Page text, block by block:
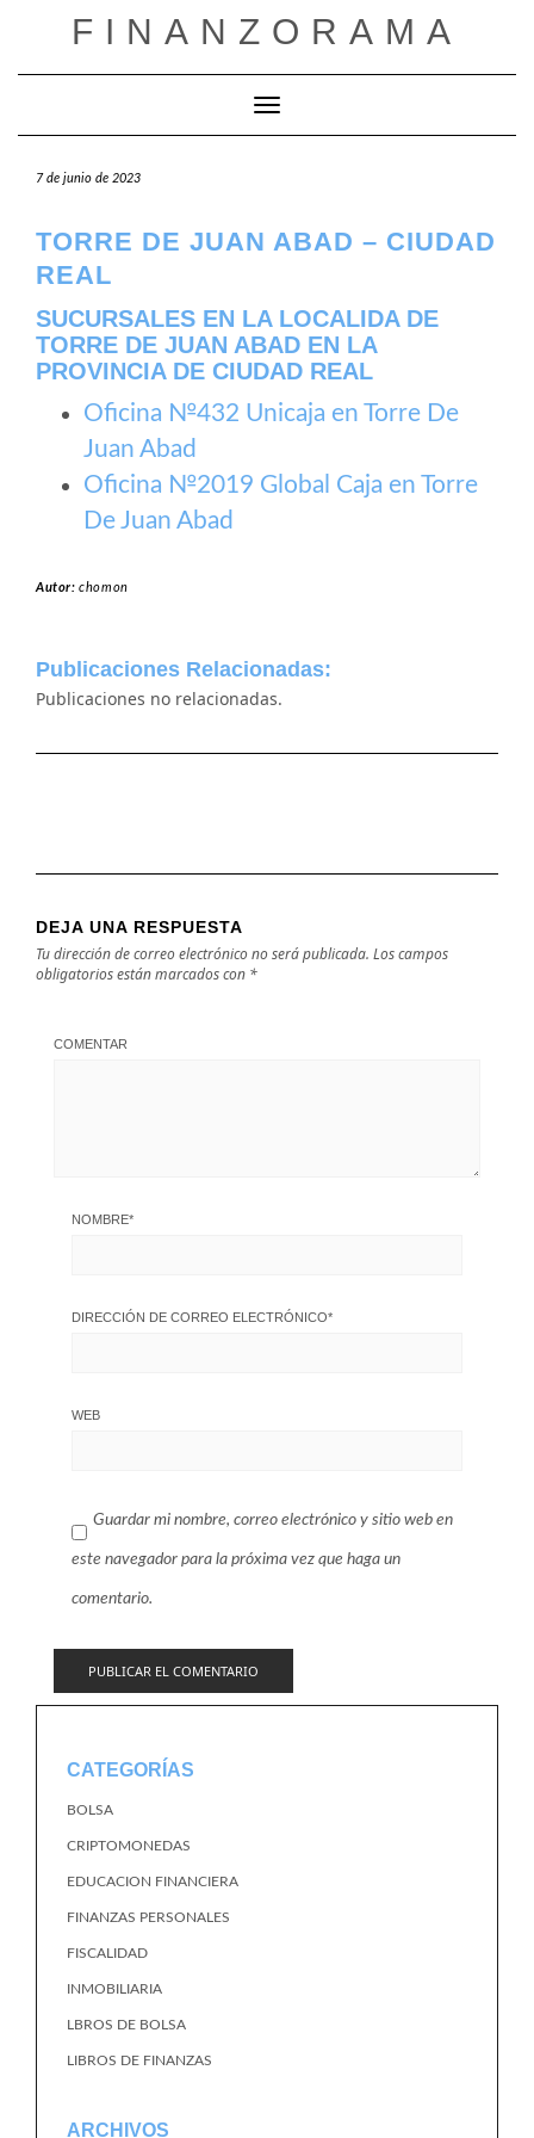
FINANZORAMA
Cambiar modo de navegación
7 de junio de 2023
TORRE DE JUAN ABAD – CIUDAD
REAL
SUCURSALES EN LA LOCALIDA DE
TORRE DE JUAN ABAD EN LA
PROVINCIA DE CIUDAD REAL
Oficina №432 Unicaja en Torre De
Juan Abad
Oficina №2019 Global Caja en Torre
De Juan Abad
Autor:chomon
Publicaciones Relacionadas:
Publicaciones no relacionadas.
DEJA UNA RESPUESTA
Tu dirección de correo electrónico no será publicada. Los campos
obligatorios están marcados con *
COMENTAR
NOMBRE*
DIRECCIÓN DE CORREO ELECTRÓNICO*
WEB
Guardar mi nombre, correo electrónico y sitio web en
este navegador para la próxima vez que haga un
comentario.
CATEGORÍAS
BOLSA
CRIPTOMONEDAS
EDUCACION FINANCIERA
FINANZAS PERSONALES
FISCALIDAD
INMOBILIARIA
LBROS DE BOLSA
LIBROS DE FINANZAS
ARCHIVOS